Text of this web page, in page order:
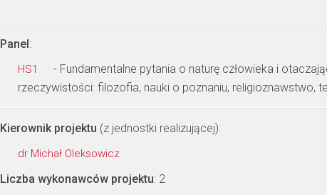
Panel:
HS1
- Fundamentalne pytania o naturę człowieka i
rzeczywistości: filozofia, nauki o poznaniu, religioznawstwo,
Kierownik projektu (z jednostki realizującej):
dr Michał Oleksowicz
Liczba wykonawców projektu: 2